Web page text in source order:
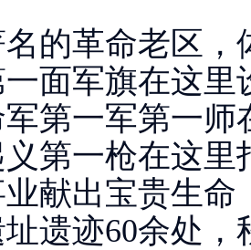
的革命老区，
面军旗在这
第一军第一
第一枪在这
献出宝贵生命
遗迹60余处